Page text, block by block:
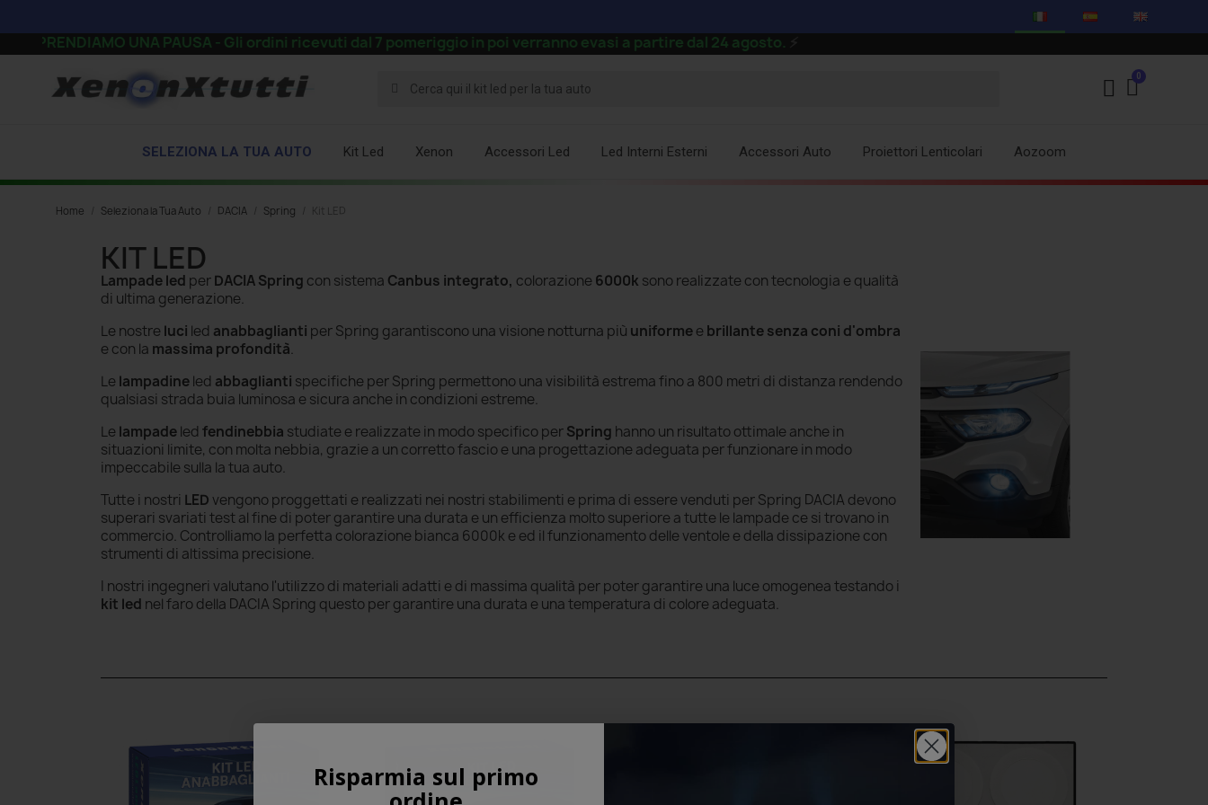
PRENDIAMO UNA PAUSA - Gli ordini ricevuti dal 7 pomeriggio in poi verranno evasi a partire dal 24 agosto.⚡
SELEZIONA LA TUA AUTO Kit Led Xenon Accessori Led Led Interni Esterni Accessori Auto Proiettori Lenticolari Aozoom
Home Seleziona la Tua Auto DACIA Spring Kit LED
KIT LED
Lampade led perDACIA Spring con sistema Canbus integrato, colorazione 6000k sono realizzate con tecnologia e qualità
di ultima generazione.
Le nostre luci led anabbaglianti per Spring garantiscono una visione notturna più uniformee brillante senza coni d'ombra
e con la massima profondità.
Le lampadineled abbaglianti specifiche per Spring permettono una visibilità estrema fino a 800 metri di distanza rendendo
qualsiasi strada buia luminosa e sicura anche in condizioni estreme.
Le lampadeled fendinebbia studiate e realizzate in modo specifico perSpring hanno un risultato ottimale anche in
situazioni limite, con molta nebbia, grazie a un corretto fascio e una progettazione adeguata per funzionare in modo
impeccabile sulla la tua auto.
Tutte i nostri LED vengono proggettati e realizzati nei nostri stabilimenti e prima di essere venduti per Spring DACIA devono
superari svariati test al fine di poter garantire una durata e un efficienza molto superiore a tutte le lampade ce si trovano in
commercio. Controlliamo la perfetta colorazione bianca 6000k e ed il funzionamento delle ventole e della dissipazione con
strumenti di altissima precisione.
I nostri ingegneri valutano l'utilizzo di materiali adatti e di massima qualità per poter garantire una luce omogenea testando i
kit led nel faro della DACIA Spring questo per garantire una durata e una temperatura di colore adeguata.
Risparmia sul primo